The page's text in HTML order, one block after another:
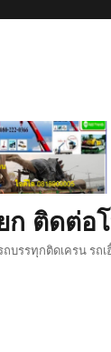
ก ติดต่อ
บรรทุกติดเครน รถ